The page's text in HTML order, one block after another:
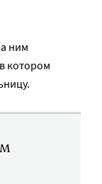
ним
котором